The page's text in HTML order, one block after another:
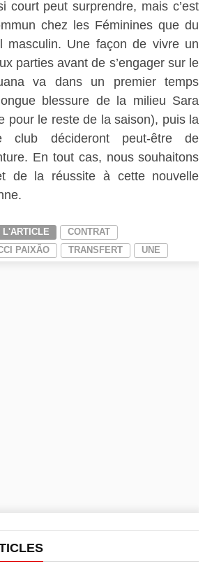
court peut surprendre, mais c’est
chez les Féminines que du
masculin. Une façon de vivre un
parties avant de s’engager sur le
va dans un premier temps
blessure de la milieu Sara
pour le reste de la saison), puis la
club décideront peut-être de
En tout cas, nous souhaitons
de la réussite à cette nouvelle
L'ARTICLE
CONTRAT
PAIXÃO
TRANSFERT UNE